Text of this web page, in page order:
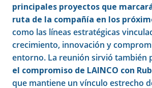
principales proyectos que
ruta de la compañía en los
como las líneas estratégicas
crecimiento, innovación y
entorno. La reunión sirvió también
el compromiso de LAINCO con
que mantiene un vínculo estrecho